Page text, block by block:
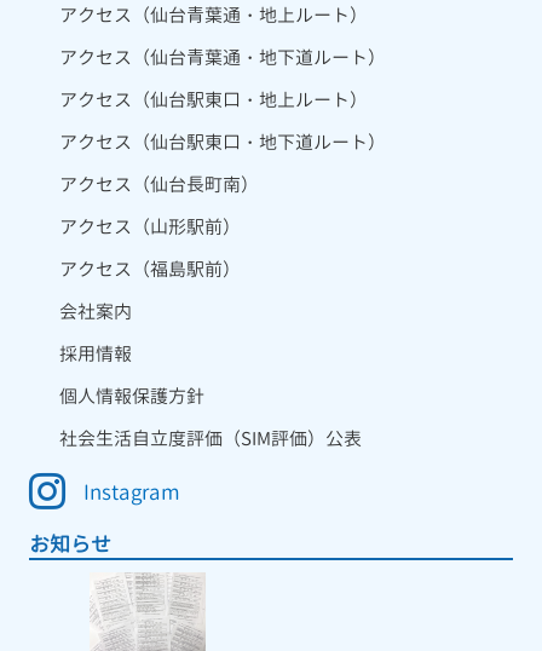
アクセス（仙台青葉通・地上ルート）
アクセス（仙台青葉通・地下道ルート）
アクセス（仙台駅東口・地上ルート）
アクセス（仙台駅東口・地下道ルート）
アクセス（仙台長町南）
アクセス（山形駅前）
アクセス（福島駅前）
会社案内
採用情報
個人情報保護方針
社会生活自立度評価（SIM評価）公表
Instagram
お知らせ